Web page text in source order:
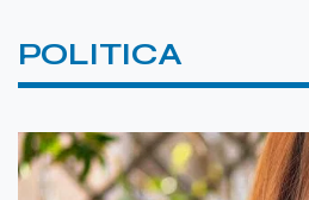
POLITICA